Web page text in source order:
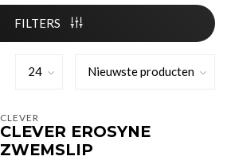
FILTERS
CLEVER
CLEVER EROSYNE
ZWEMSLIP